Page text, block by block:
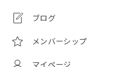
ブログ
メンバーシップ
マイページ